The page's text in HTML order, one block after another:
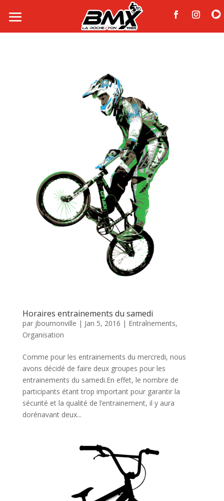
Horaires entrainements du samedi
par jbournonville | Jan 5, 2016 | Entraînements,
Organisation
Comme pour les entrainements du mercredi, nous
avons décidé de faire deux groupes pour les
entrainements du samedi.En effet, le nombre de
participants étant trop important pour garantir la
sécurité et la qualité de l’entrainement, il y aura
dorénavant deux...